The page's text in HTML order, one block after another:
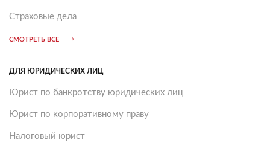
Страховые дела
СМОТРЕТЬ ВСЕ
ДЛЯ ЮРИДИЧЕСКИХ ЛИЦ
Юрист по банкротству юридических лиц
Юрист по корпоративному праву
Налоговый юрист